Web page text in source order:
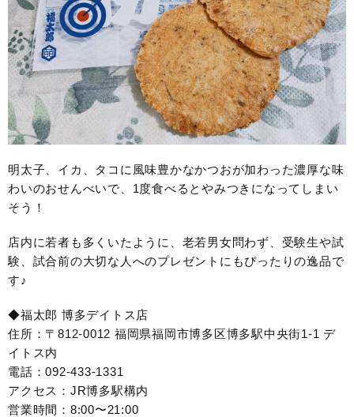
明太子、イカ、タコに風味豊かなかつおが加わった濃厚な味
わいのおせんべいで、1度食べるとやみつきになってしまい
そう！
店内に若者も多くいたように、老若男女問わず、受験生や試
験、試合前の大切な人へのプレゼントにもぴったりの逸品で
す♪
◆福太郎 博多デイトス店
住所：〒812-0012 福岡県福岡市博多区博多駅中央街1-1 デ
イトス内
電話：092-433-1331
アクセス：JR博多駅構内
営業時間：8:00〜21:00